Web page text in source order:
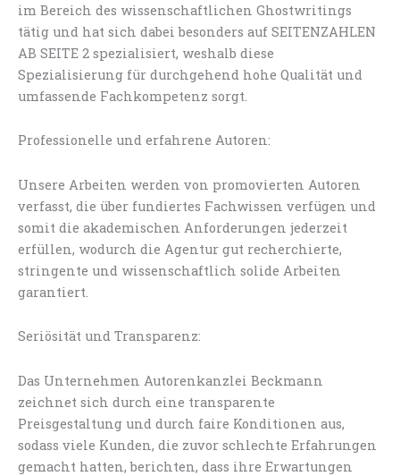
im Bereich des wissenschaftlichen Ghostwritings
tätig und hat sich dabei besonders auf SEITENZAHLEN
AB SEITE 2 spezialisiert, weshalb diese
Spezialisierung für durchgehend hohe Qualität und
umfassende Fachkompetenz sorgt.
Professionelle und erfahrene Autoren:
Unsere Arbeiten werden von promovierten Autoren
verfasst, die über fundiertes Fachwissen verfügen und
somit die akademischen Anforderungen jederzeit
erfüllen, wodurch die Agentur gut recherchierte,
stringente und wissenschaftlich solide Arbeiten
garantiert.
Seriösität und Transparenz:
Das Unternehmen Autorenkanzlei Beckmann
zeichnet sich durch eine transparente
Preisgestaltung und durch faire Konditionen aus,
sodass viele Kunden, die zuvor schlechte Erfahrungen
gemacht hatten, berichten, dass ihre Erwartungen